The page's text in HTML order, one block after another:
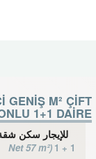
GENİŞ M² ÇİFT
1+1 DAİRE
للإيجار سكن
Net 57 m²) 1 + 1